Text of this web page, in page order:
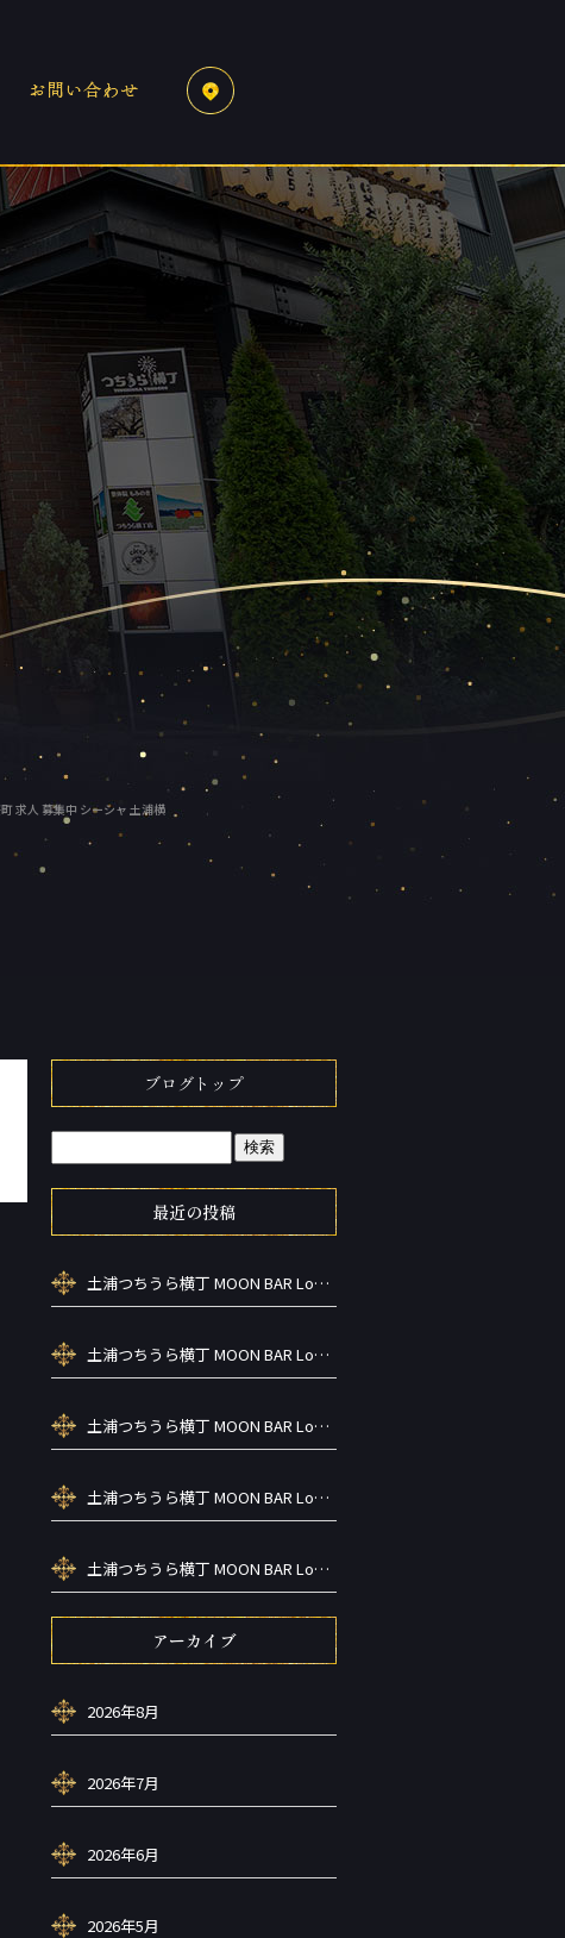
求人 募集中 シーシャ 土浦横
ブログトップ
最近の投稿
土浦つちうら横丁 MOON BAR Lounge ーズメントBAR シーシャカラ オケお酒
土浦つちうら横丁 MOON BAR Lounge ーズメントBAR シーシャカラ オケお酒
土浦つちうら横丁 MOON BAR Lounge ーズメントBAR シーシャカラ オケお酒
土浦つちうら横丁 MOON BAR Lounge ーズメントBAR シーシャカラ オケお酒
土浦つちうら横丁 MOON BAR Lounge ーズメントBAR シーシャカラ オケお酒
アーカイブ
2026年8月
2026年7月
2026年6月
2026年5月